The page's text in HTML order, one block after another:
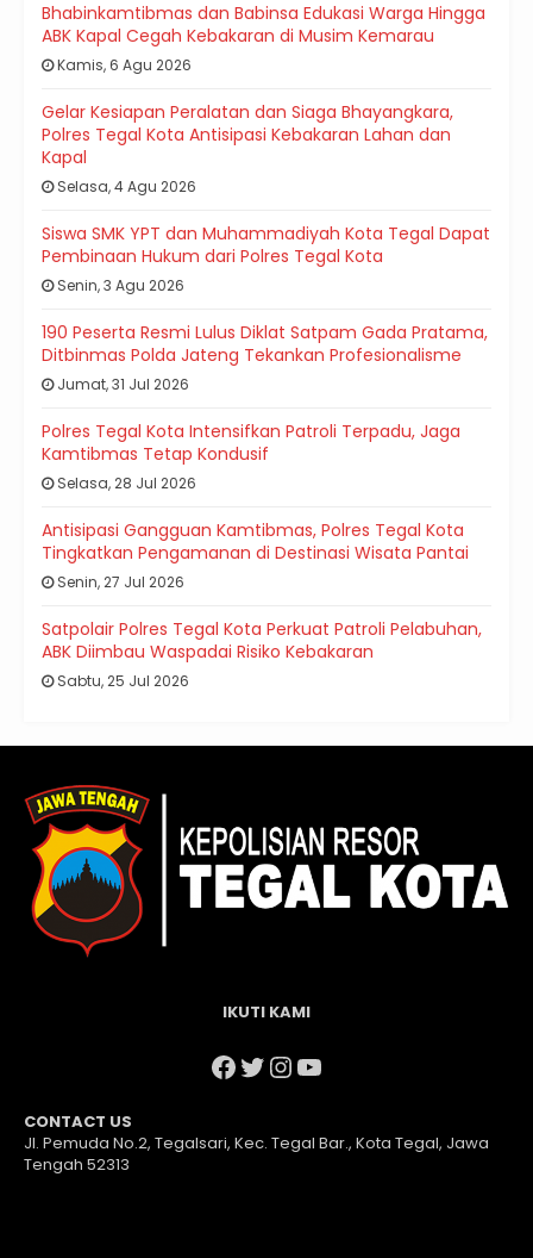
Bhabinkamtibmas dan Babinsa Edukasi Warga Hingga
ABK Kapal Cegah Kebakaran di Musim Kemarau
Kamis, 6 Agu 2026
Gelar Kesiapan Peralatan dan Siaga Bhayangkara,
Polres Tegal Kota Antisipasi Kebakaran Lahan dan
Kapal
Selasa, 4 Agu 2026
Siswa SMK YPT dan Muhammadiyah Kota Tegal Dapat
Pembinaan Hukum dari Polres Tegal Kota
Senin, 3 Agu 2026
190 Peserta Resmi Lulus Diklat Satpam Gada Pratama,
Ditbinmas Polda Jateng Tekankan Profesionalisme
Jumat, 31 Jul 2026
Polres Tegal Kota Intensifkan Patroli Terpadu, Jaga
Kamtibmas Tetap Kondusif
Selasa, 28 Jul 2026
Antisipasi Gangguan Kamtibmas, Polres Tegal Kota
Tingkatkan Pengamanan di Destinasi Wisata Pantai
Senin, 27 Jul 2026
Satpolair Polres Tegal Kota Perkuat Patroli Pelabuhan,
ABK Diimbau Waspadai Risiko Kebakaran
Sabtu, 25 Jul 2026
IKUTI KAMI
Facebook
Twitter
Instagram
YouTube
CONTACT US
Jl. Pemuda No.2, Tegalsari, Kec. Tegal Bar., Kota Tegal, Jawa
Tengah 52313